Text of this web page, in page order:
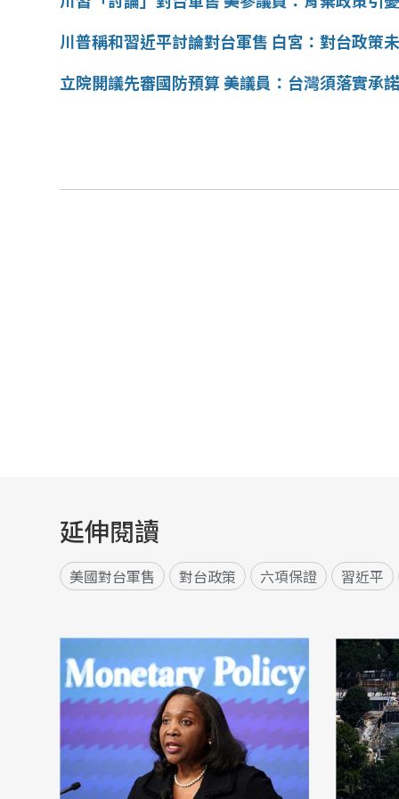
川普稱和習近平討論對台軍售 白宮：對台政策
立院開議先審國防預算 美議員：台灣須落實承
延伸閱讀
美國對台軍售 對台政策 六項保證 習近平